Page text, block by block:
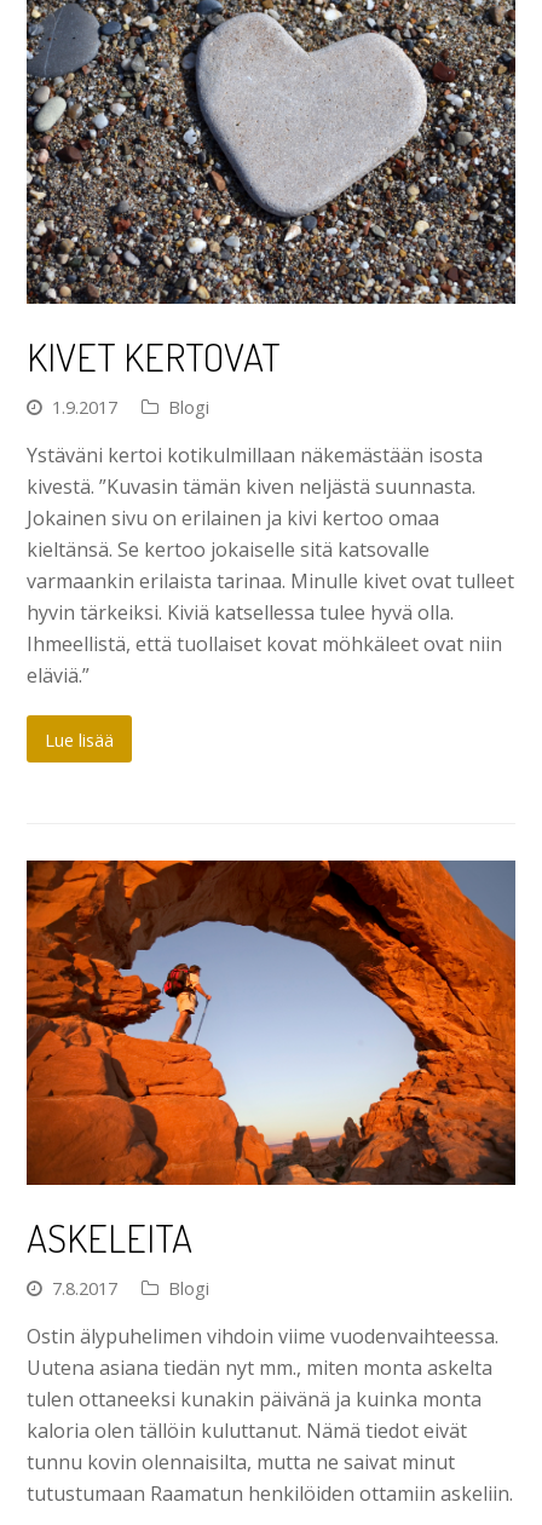
KIVET KERTOVAT
1.9.2017 Blogi
Ystäväni kertoi kotikulmillaan näkemästään isosta
kivestä. ”Kuvasin tämän kiven neljästä suunnasta.
Jokainen sivu on erilainen ja kivi kertoo omaa
kieltänsä. Se kertoo jokaiselle sitä katsovalle
varmaankin erilaista tarinaa. Minulle kivet ovat tulleet
hyvin tärkeiksi. Kiviä katsellessa tulee hyvä olla.
Ihmeellistä, että tuollaiset kovat möhkäleet ovat niin
eläviä.”
Lue lisää
ASKELEITA
7.8.2017 Blogi
Ostin älypuhelimen vihdoin viime vuodenvaihteessa.
Uutena asiana tiedän nyt mm., miten monta askelta
tulen ottaneeksi kunakin päivänä ja kuinka monta
kaloria olen tällöin kuluttanut. Nämä tiedot eivät
tunnu kovin olennaisilta, mutta ne saivat minut
tutustumaan Raamatun henkilöiden ottamiin askeliin.